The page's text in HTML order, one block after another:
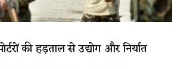
की हड़ताल से उद्योग और निर्यात